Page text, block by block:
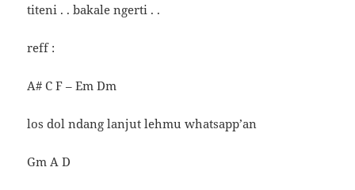
titeni . . bakale ngerti . .
reff :
A# C F – Em Dm
los dol ndang lanjut lehmu whatsapp’an
Gm A D